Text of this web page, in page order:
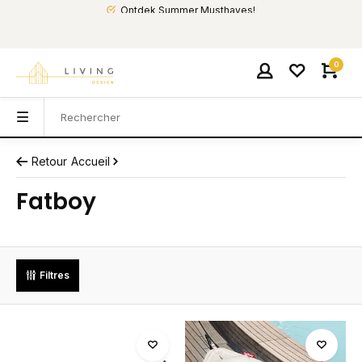
Ontdek Summer Musthaves!
0
Retour Accueil
Fatboy
Filtres